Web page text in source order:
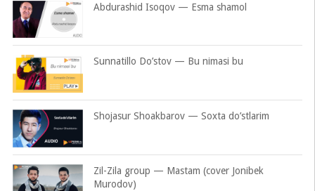
Abdurashid Isoqov — Esma shamol
Sunnatillo Do’stov — Bu nimasi bu
Shojasur Shoakbarov — Soxta do’stlarim
Zil-Zila group — Mastam (cover Jonibek
Murodov)